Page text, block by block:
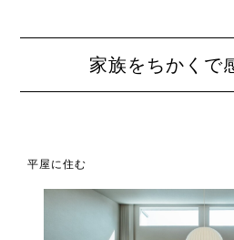
家族をちかくで
平屋に住む